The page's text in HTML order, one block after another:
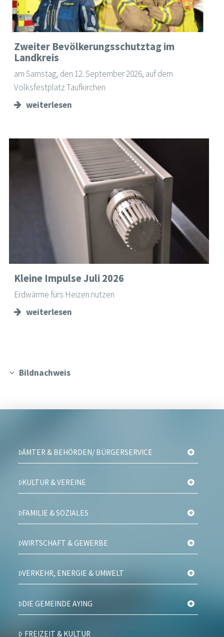
Zweiter Bevölkerungsschutztag im
Landkreis
am Samstag, den 12. September 2026, auf dem
Volksfestplatz Taufkirchen
weiterlesen
Kleine Impulse Juli 2026
Erdwärme fürs Heizen nutzen
weiterlesen
Bildnachweis
ÄMTER & BEHÖRDEN/ BÜRGERSERVICE
KULTUR & VEREINE
FAMILIE & SOZIALES
WIRTSCHAFT & GEWERBE
VERKEHR, ENERGIE & UMWELT
DIE GEMEINDE AYING
FREIZEIT & KULTUR